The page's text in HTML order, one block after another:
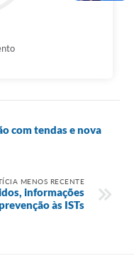
com tendas e nova
MENOS RECENTE
informações
às ISTs